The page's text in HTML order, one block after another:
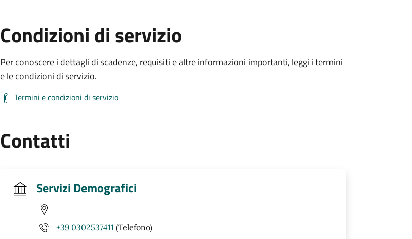
Condizioni di servizio
Per conoscere i dettagli di scadenze, requisiti e altre informazioni importanti, leggi i termini
e le condizioni di servizio.
Termini e condizioni di servizio
Contatti
Servizi Demografici
+39 0302537411 (Telefono)